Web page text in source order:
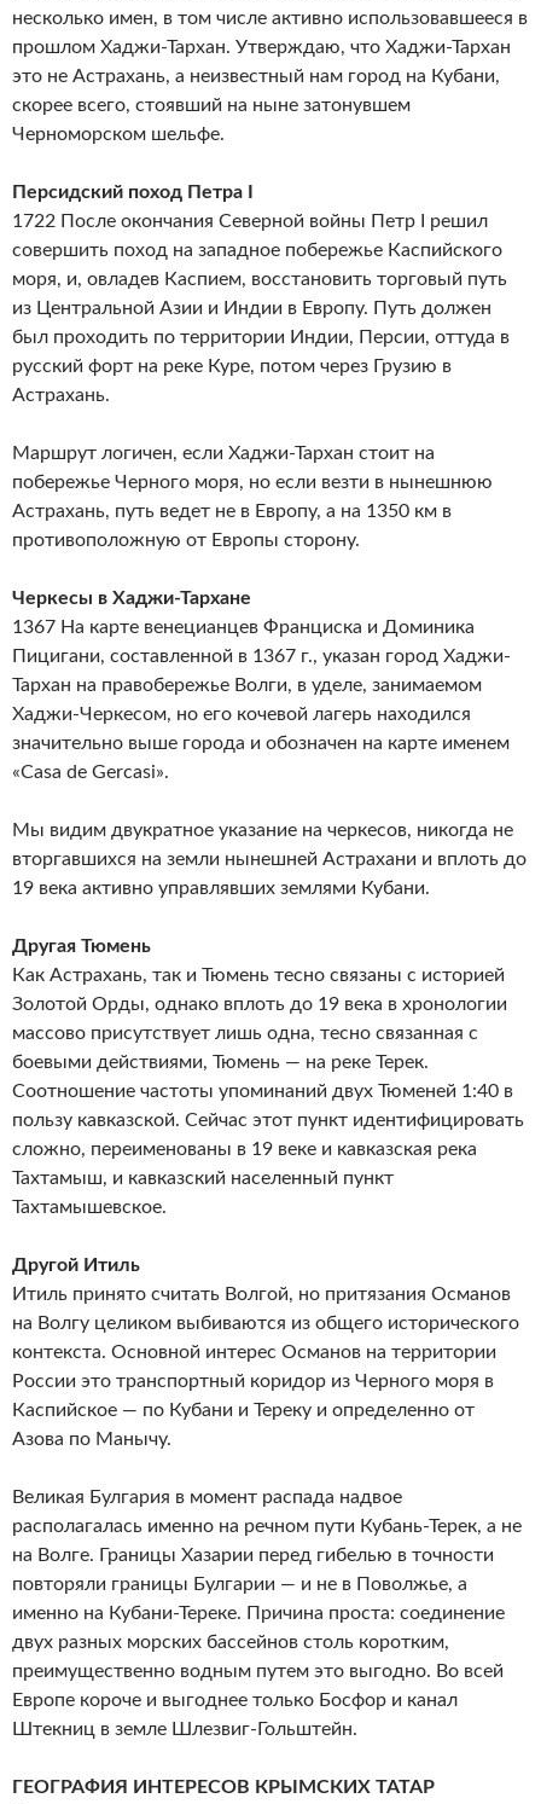
несколько имен, в том числе активно использовавшееся в
прошлом Хаджи-Тархан. Утверждаю, что Хаджи-Тархан
это не Астрахань, а неизвестный нам город на Кубани,
скорее всего, стоявший на ныне затонувшем
Черноморском шельфе.
Персидский поход Петра I
1722 После окончания Северной войны Петр I решил
совершить поход на западное побережье Каспийского
моря, и, овладев Каспием, восстановить торговый путь
из Центральной Азии и Индии в Европу. Путь должен
был проходить по территории Индии, Персии, оттуда в
русский форт на реке Куре, потом через Грузию в
Астрахань.
Маршрут логичен, если Хаджи-Тархан стоит на
побережье Черного моря, но если везти в нынешнюю
Астрахань, путь ведет не в Европу, а на 1350 км в
противоположную от Европы сторону.
Черкесы в Хаджи-Тархане
1367 На карте венецианцев Франциска и Доминика
Пицигани, составленной в 1367 г., указан город Хаджи-
Тархан на правобережье Волги, в уделе, занимаемом
Хаджи-Черкесом, но его кочевой лагерь находился
значительно выше города и обозначен на карте именем
«Casa de Gercasi».
Мы видим двукратное указание на черкесов, никогда не
вторгавшихся на земли нынешней Астрахани и вплоть до
19 века активно управлявших землями Кубани.
Другая Тюмень
Как Астрахань, так и Тюмень тесно связаны с историей
Золотой Орды, однако вплоть до 19 века в хронологии
массово присутствует лишь одна, тесно связанная с
боевыми действиями, Тюмень — на реке Терек.
Соотношение частоты упоминаний двух Тюменей 1:40 в
пользу кавказской. Сейчас этот пункт идентифицировать
сложно, переименованы в 19 веке и кавказская река
Тахтамыш, и кавказский населенный пункт
Тахтамышевское.
Другой Итиль
Итиль принято считать Волгой, но притязания Османов
на Волгу целиком выбиваются из общего исторического
контекста. Основной интерес Османов на территории
России это транспортный коридор из Черного моря в
Каспийское — по Кубани и Тереку и определенно от
Азова по Манычу.
Великая Булгария в момент распада надвое
располагалась именно на речном пути Кубань-Терек, а не
на Волге. Границы Хазарии перед гибелью в точности
повторяли границы Булгарии — и не в Поволжье, а
именно на Кубани-Тереке. Причина проста: соединение
двух разных морских бассейнов столь коротким,
преимущественно водным путем это выгодно. Во всей
Европе короче и выгоднее только Босфор и канал
Штекниц в земле Шлезвиг-Гольштейн.
ГЕОГРАФИЯ ИНТЕРЕСОВ КРЫМСКИХ ТАТАР